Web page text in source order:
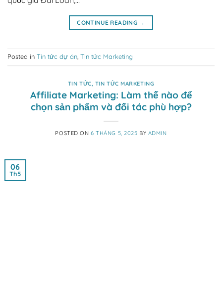
CONTINUE READING →
Posted in Tin tức dự án Tin tức Marketing
TIN TỨC, TIN TỨC MARKETING
Affiliate Marketing: Làm thế nào để
chọn sản phẩm và đối tác phù hợp?
POSTED ON6 THÁNG 5, 2025 BY ADMIN
06
Th5